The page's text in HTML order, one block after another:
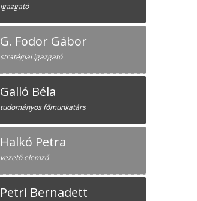
igazgató
G. Fodor Gábor
stratégiai igazgató
Galló Béla
tudományos főmunkatárs
Halkó Petra
vezető elemző
Petri Bernadett